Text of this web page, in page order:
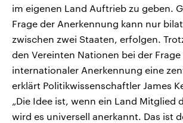
im eigenen Land Auftrieb zu geben.
Frage der Anerkennung kann nur
zwischen zwei Staaten, erfolgen.
den Vereinten Nationen bei der Frage
internationaler Anerkennung eine
erklärt Politikwissenschaftler James
„Die Idee ist, wenn ein Land Mitglied
wird es universell anerkannt. Das ist